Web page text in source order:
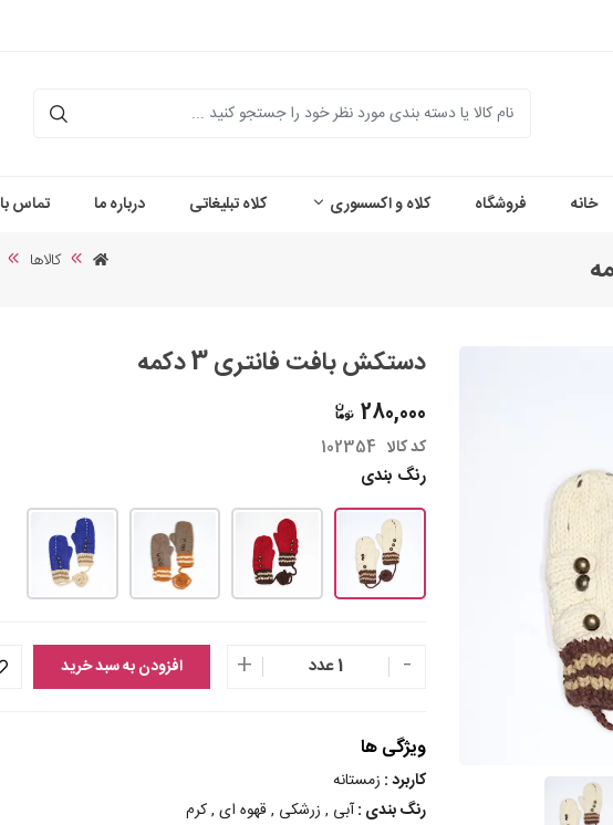
جستجو
خانه فروشگاه کلاه و اکسسوری کلاه تبلیغاتی درباره ما تماس
کالاها
دستکش بافت فانتری 3 دکمه
280,000
کد کالا 102354
رنگ بندی
- 1 عدد + افزودن به سبد خرید
ویژگی ها
کاربرد : زمستانه
رنگ بندی :آبی , زرشکی , قهوه ای , کرم